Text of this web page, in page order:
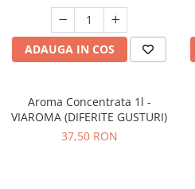
ADAUGA IN COS
Aroma Concentrata 1l -
VIAROMA (DIFERITE GUSTURI)
37,50 RON